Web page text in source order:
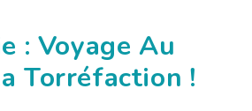
: Voyage Au
Torréfaction !